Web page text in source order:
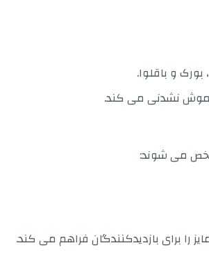
و باقلوا.
نشدنی می کند.
می شوند:
را برای بازدیدکنندگان فراهم می کند.